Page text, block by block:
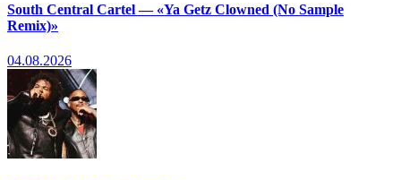
South Central Cartel — «Ya Getz Clowned (No Sample
Remix)»
04.08.2026